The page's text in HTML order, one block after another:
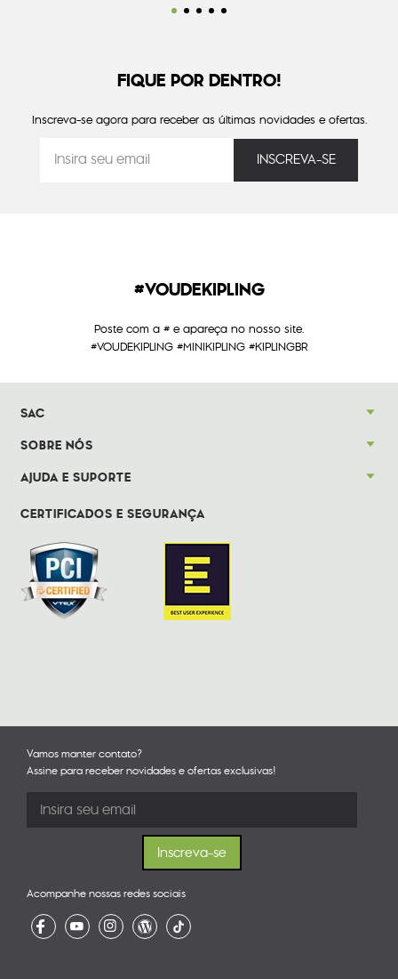
FIQUE POR DENTRO!
Inscreva-se agora para receber as últimas novidades e ofertas.
#VOUDEKIPLING
Poste com a # e apareça no nosso site.
#VOUDEKIPLING #MINIKIPLING #KIPLINGBR
SAC
SOBRE NÓS
AJUDA E SUPORTE
CERTIFICADOS E SEGURANÇA
Vamos manter contato?
Assine para receber novidades e ofertas exclusivas!
Acompanhe nossas redes sociais